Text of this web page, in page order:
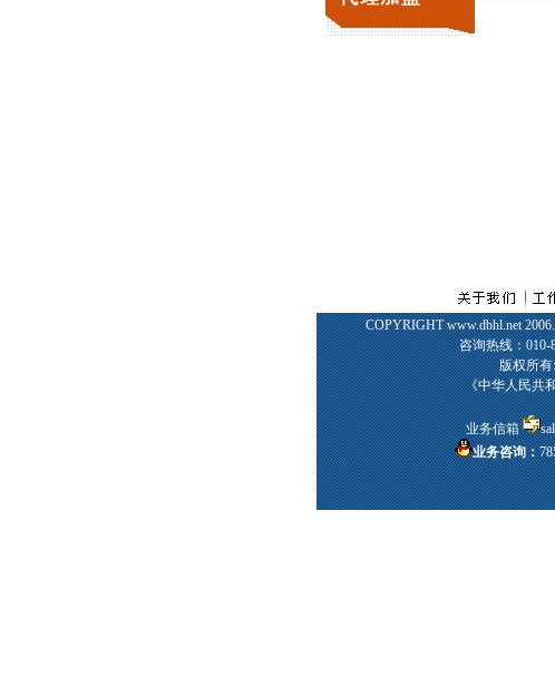
COPYRIGHT www.dbhl.net
咨询热线：010-
版权所
《中华人民共
业务信箱
业务咨询：